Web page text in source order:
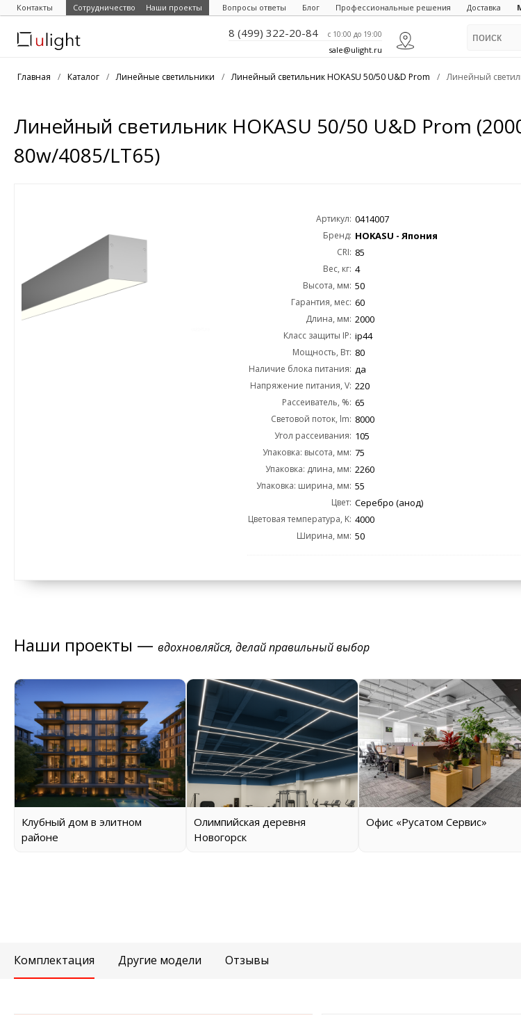
Контакты Сотрудничество Наши проекты Вопросы ответы Блог Профессиональные решения Доставка
8 (499) 322-20-84 c 10:00 до 19:00
sale@ulight.ru
Главная / Каталог / Линейные светильники / Линейный светильник HOKASU 50/50 U&D Prom / Линейный
Линейный светильник HOKASU 50/50 U&D Prom
80w/4085/LT65)
Артикул: 0414007
Бренд: HOKASU - Япония
CRI: 85
Вес, кг: 4
Высота, мм: 50
Гарантия, мес: 60
Длина, мм: 2000
Класс защиты IP: ip44
Мощность, Вт: 80
Наличие блока питания: да
Напряжение питания, V: 220
Рассеиватель, %: 65
Световой поток, lm: 8000
Угол рассеивания: 105
Упаковка: высота, мм: 75
Упаковка: длина, мм: 2260
Упаковка: ширина, мм: 55
Цвет: Серебро (анод)
Цветовая температура, K: 4000
Ширина, мм: 50
Наши проекты — вдохновляйся, делай правильный выбор
Клубный дом в элитном
районе
Олимпийская деревня
Новогорск
Офиc «Русатом Сервис»
Комплектация Другие модели Отзывы